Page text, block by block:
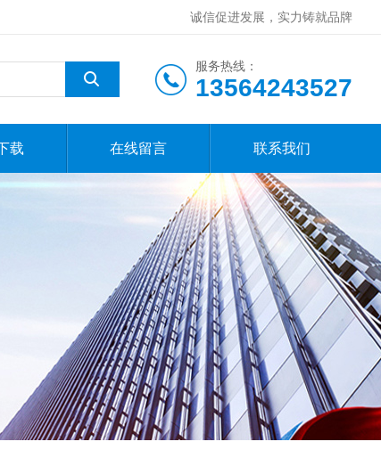
诚信促进发展，实力铸就品牌
服务热线：
13564243527
载 在线留言 联系我们